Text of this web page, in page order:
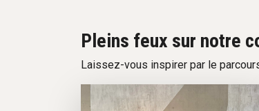
Pleins feux sur notre
Laissez-vous inspirer par le